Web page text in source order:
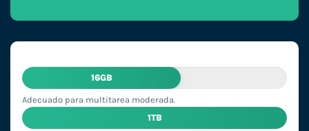
16GB
Adecuado para multitarea moderada.
1TB